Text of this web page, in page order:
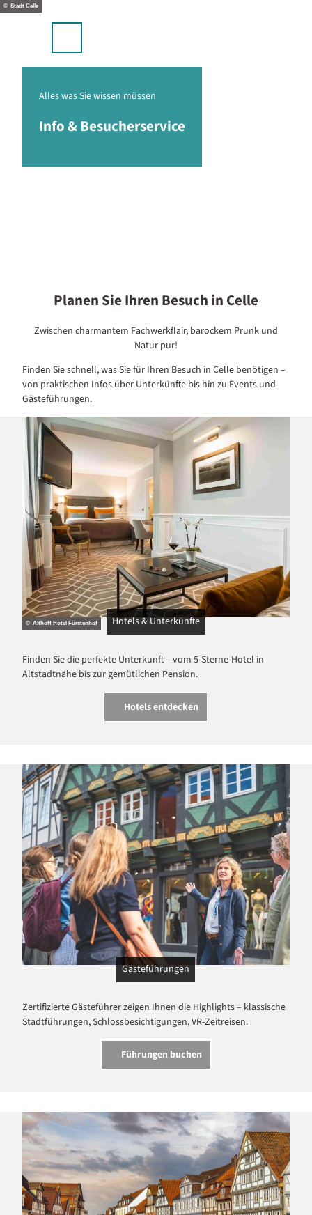
Z© Stadt Celle
Alles was Sie wissen müssen
Info & Besucherservice
Planen Sie Ihren Besuch in Celle
Zwischen charmantem Fachwerkflair, barockem Prunk und
Natur pur!
Finden Sie schnell, was Sie für Ihren Besuch in Celle benötigen –
von praktischen Infos über Unterkünfte bis hin zu Events und
Gästeführungen.
© Althoff Hotel Fürstenhof Hotels & Unterkünfte
Finden Sie die perfekte Unterkunft – vom 5-Sterne-Hotel in
Altstadtnähe bis zur gemütlichen Pension.
Hotels entdecken
Gästeführungen
Zertifizierte Gästeführer zeigen Ihnen die Highlights – klassische
Stadtführungen, Schlossbesichtigungen, VR-Zeitreisen.
Führungen buchen